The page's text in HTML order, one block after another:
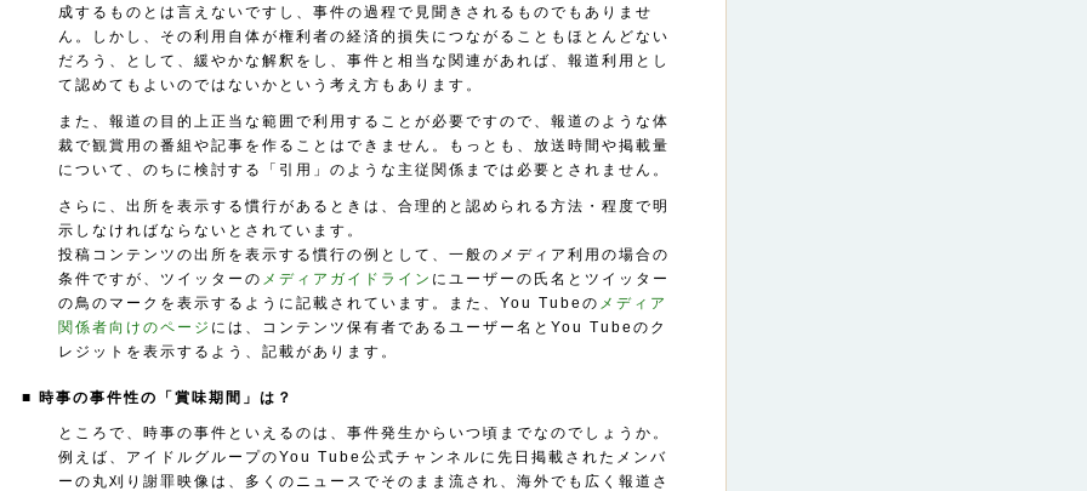
成するものとは言えないですし、事件の過程で見聞きされるものでもありませ
ん。しかし、その利用自体が権利者の経済的損失につながることもほとんどない
だろう、として、緩やかな解釈をし、事件と相当な関連があれば、報道利用とし
て認めてもよいのではないかという考え方もあります。
また、報道の目的上正当な範囲で利用することが必要ですので、報道のような体
裁で観賞用の番組や記事を作ることはできません。もっとも、放送時間や掲載量
について、のちに検討する「引用」のような主従関係までは必要とされません。
さらに、出所を表示する慣行があるときは、合理的と認められる方法・程度で明
示しなければならないとされています。
投稿コンテンツの出所を表示する慣行の例として、一般のメディア利用の場合の
条件ですが、ツイッターの メディアガイドライン にユーザーの氏名とツイッター
の鳥のマークを表示するように記載されています。また、You Tubeの メディア
関係者向けのページ には、コンテンツ保有者であるユーザー名とYou Tubeのク
レジットを表示するよう、記載があります。
■ 時事の事件性の「賞味期間」は？
ところで、時事の事件といえるのは、事件発生からいつ頃までなのでしょうか。
例えば、アイドルグループのYou Tube公式チャンネルに先日掲載されたメンバ
ーの丸刈り謝罪映像は、多くのニュースでそのまま流され、海外でも広く報道さ